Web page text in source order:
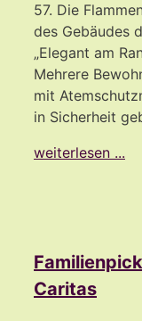
57. Die
des Gebäudes
„Elegant am
Mehrere
mit
in Sicherheit
weiterlesen ...
Caritas